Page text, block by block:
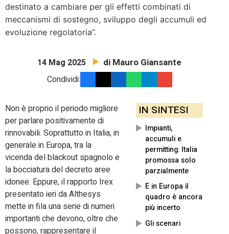
destinato a cambiare per gli effetti combinati di
meccanismi di sostegno, sviluppo degli accumuli ed
evoluzione regolatoria”.
14 Mag 2025 di Mauro Giansante
Condividi:
IN SINTESI
Impianti,
accumuli e
permitting: Italia
promossa solo
parzialmente
E in Europa il
quadro è ancora
più incerto
Gli scenari
Non è proprio il periodo migliore
per parlare positivamente di
rinnovabili. Soprattutto in Italia, in
generale in Europa, tra la
vicenda del blackout spagnolo e
la bocciatura del decreto aree
idonee. Eppure, il rapporto Irex
presentato ieri da Althesys
mette in fila una serie di numeri
importanti che devono, oltre che
possono, rappresentare il